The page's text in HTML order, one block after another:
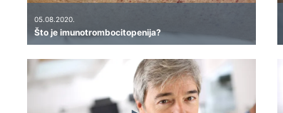
05.08.2020.
Što je imunotrombocitopenija?